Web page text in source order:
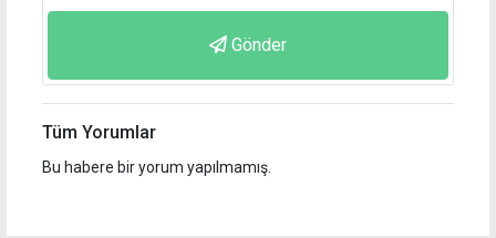
Gönder
Tüm Yorumlar
Bu habere bir yorum yapılmamış.